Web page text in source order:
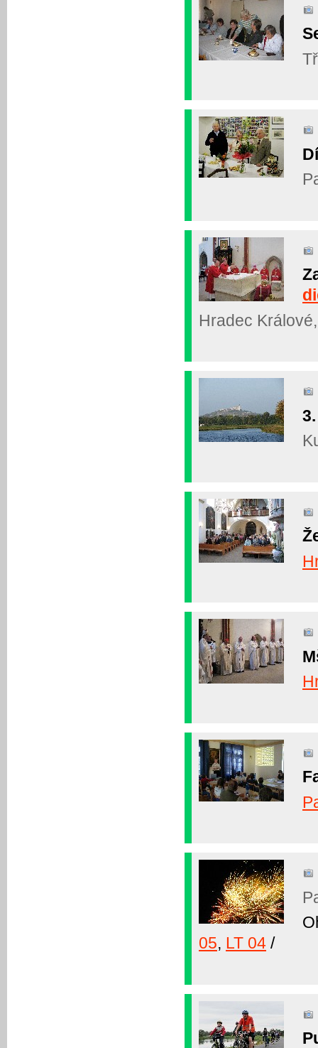
Hradec
05, LT 04 /